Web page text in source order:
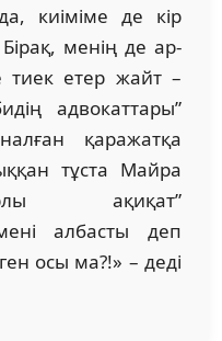
киіміме де кір
менің де ар-
тиек етер жайт –
адвокаттары”
қаражатқа
тұста Майра
ақиқат”
албасты деп
осы ма?!» – деді